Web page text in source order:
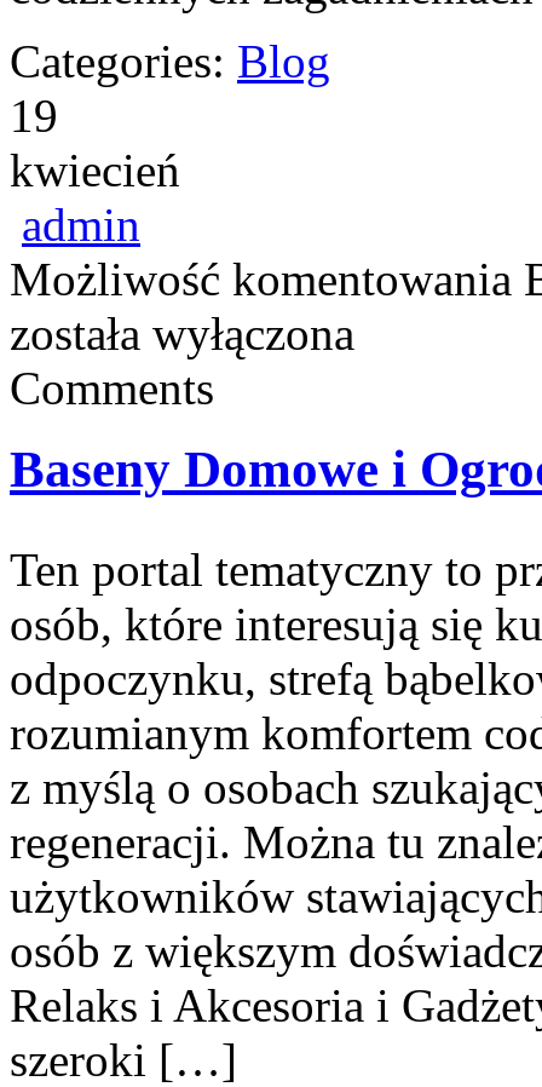
Categories: Blog
19
kwiecień
admin
Możliwość komentowania
została wyłączona
Comments
Baseny Domowe i
Ten portal tematyczny to
osób, które interesują się
odpoczynku, strefą
rozumianym komfortem
z myślą o osobach
regeneracji. Można tu
użytkowników
osób z większym
Relaks i Akcesoria i
szeroki […]